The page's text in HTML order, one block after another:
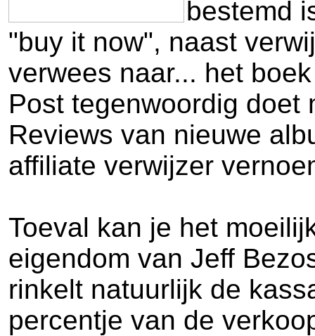
bestemd
"buy it now", naast
verwees naar... het
Post tegenwoordig
Reviews van nieuwe
affiliate verwijzer
Toeval kan je het
eigendom van Jeff
rinkelt natuurlijk de
percentje van de